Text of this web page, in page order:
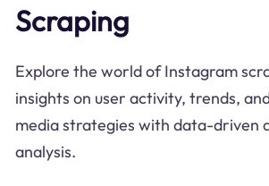
Scraping
Explore the world of Instagram
insights on user activity, trends,
media strategies with data-driven
analysis.